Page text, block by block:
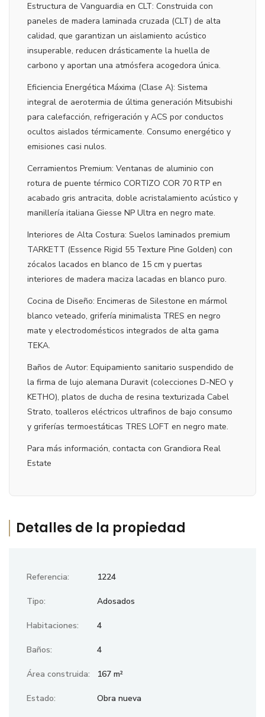
Estructura de Vanguardia en CLT: Construida con
paneles de madera laminada cruzada (CLT) de alta
calidad, que garantizan un aislamiento acústico
insuperable, reducen drásticamente la huella de
carbono y aportan una atmósfera acogedora única.
Eficiencia Energética Máxima (Clase A): Sistema
integral de aerotermia de última generación Mitsubishi
para calefacción, refrigeración y ACS por conductos
ocultos aislados térmicamente. Consumo energético y
emisiones casi nulos.
Cerramientos Premium: Ventanas de aluminio con
rotura de puente térmico CORTIZO COR 70 RTP en
acabado gris antracita, doble acristalamiento acústico y
manillería italiana Giesse NP Ultra en negro mate.
Interiores de Alta Costura: Suelos laminados premium
TARKETT (Essence Rigid 55 Texture Pine Golden) con
zócalos lacados en blanco de 15 cm y puertas
interiores de madera maciza lacadas en blanco puro.
Cocina de Diseño: Encimeras de Silestone en mármol
blanco veteado, grifería minimalista TRES en negro
mate y electrodomésticos integrados de alta gama
TEKA.
Baños de Autor: Equipamiento sanitario suspendido de
la firma de lujo alemana Duravit (colecciones D-NEO y
KETHO), platos de ducha de resina texturizada Cabel
Strato, toalleros eléctricos ultrafinos de bajo consumo
y griferías termoestáticas TRES LOFT en negro mate.
Para más información, contacta con Grandiora Real
Estate
Detalles de la propiedad
Referencia: 1224
Tipo: Adosados
Habitaciones: 4
Baños: 4
Área construida: 167 m²
Estado: Obra nueva